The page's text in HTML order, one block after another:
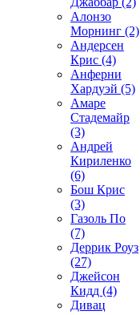
Алонзо
Морнинг (2)
Андерсен
Крис (4)
Анферни
Xардуэй (5)
Амаре
Стадемайр
(3)
Андрей
Кириленко
(6)
Бош Крис
(3)
Газоль По
(7)
Деррик Роуз
(27)
Джейсон
Кидд (4)
Дивац